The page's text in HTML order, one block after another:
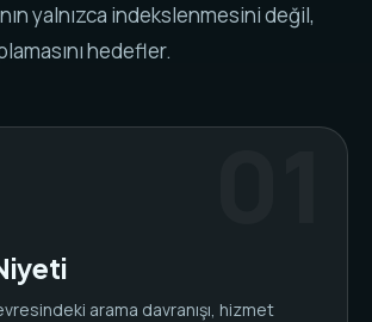
yalnızca indekslenmesini değil,
hedefler.
arama davranışı, hizmet